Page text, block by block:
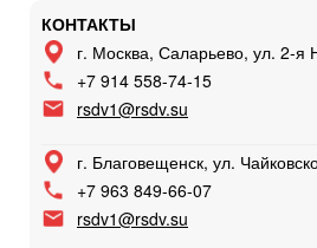
КОНТАКТЫ
г. Москва, Саларьево, ул. 2-я
+7 914 558-74-15
rsdv1@rsdv.su
г. Благовещенск, ул.
+7 963 849-66-07
rsdv1@rsdv.su